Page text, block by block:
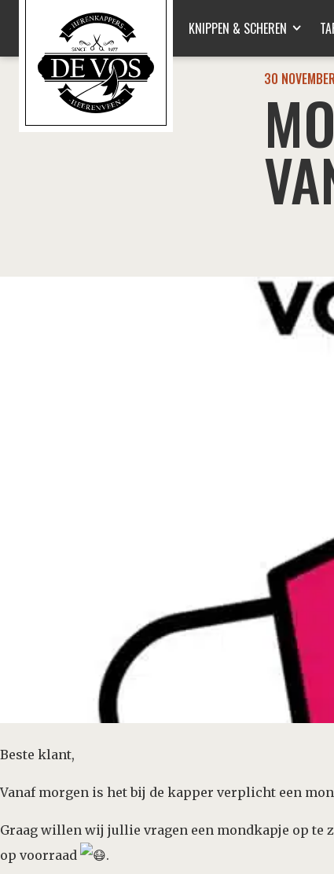
KNIPPEN & SCHEREN
30
Beste klant,
Vanaf morgen is het bij de kapper verplicht een
Graag willen wij jullie vragen een mondkapje op te
op voorraad
.